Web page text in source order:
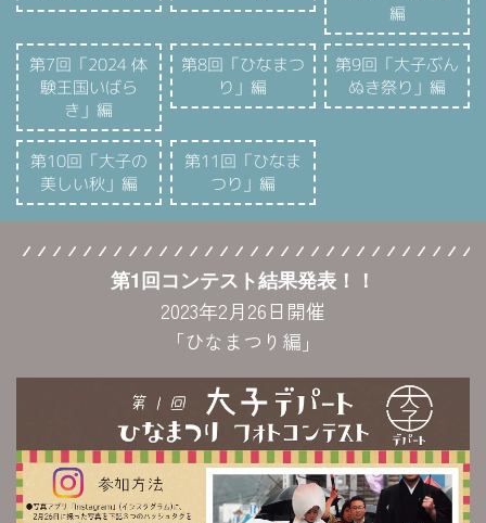
編
第7回「2024 体
験王国いばら
き」編
第8回「ひなまつ
り」編
第9回「大子ぶん
ぬき祭り」編
第10回「大子の
美しい秋」編
第11回「ひなま
つり」編
第1回コンテスト結果発表！！
2023年2月26日開催
「ひなまつり編」